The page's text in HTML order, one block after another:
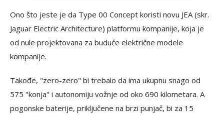
Ono što jeste je da Type 00 Concept koristi novu JEA (skr.
Jaguar Electric Architecture) platformu kompanije, koja je
od nule projektovana za buduće električne modele
kompanije.
Takođe, "zero-zero" bi trebalo da ima ukupnu snago od
575 "konja" i autonomiju vožnje od oko 690 kilometara. A
pogonske baterije, priključene na brzi punjač, bi za 15